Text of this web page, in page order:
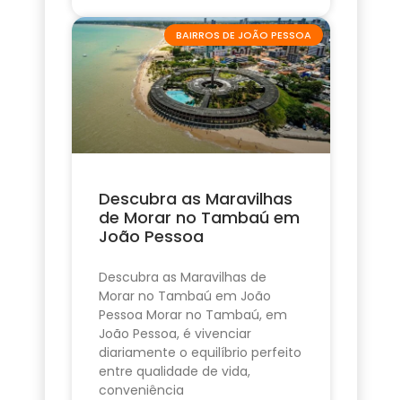
BAIRROS DE JOÃO PESSOA
Descubra as Maravilhas
de Morar no Tambaú em
João Pessoa
Descubra as Maravilhas de
Morar no Tambaú em João
Pessoa Morar no Tambaú, em
João Pessoa, é vivenciar
diariamente o equilíbrio perfeito
entre qualidade de vida,
conveniência